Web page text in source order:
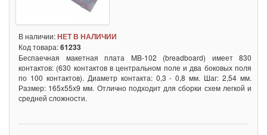
В наличии:НЕТ В НАЛИЧИИ
Код товара:61233
Беспаечная макетная плата MB-102 (breadboard) имеет 830
контактов: (630 контактов в центральном поле и два боковых поля
по 100 контактов). Диаметр контакта: 0,3 - 0,8 мм. Шаг: 2,54 мм.
Размер: 165x55х9 мм. Отлично подходит для сборки схем легкой и
средней сложности.